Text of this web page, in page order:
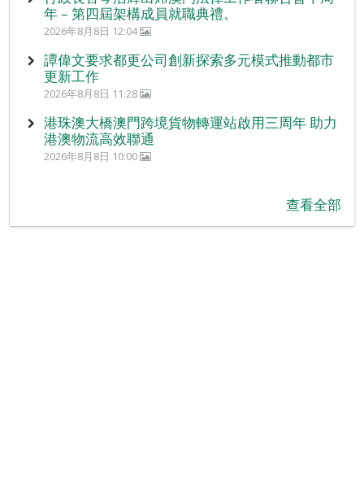
年 – 第四屆架構成員就職典禮。
2026年8月8日 12:04
譚偉文要求都更公司創新探索多元模式推動都市
更新工作
2026年8月8日 11:28
港珠澳大橋澳門跨境貨物轉運站啟用三周年 助力
港澳物流高效聯通
2026年8月8日 10:00
查看全部